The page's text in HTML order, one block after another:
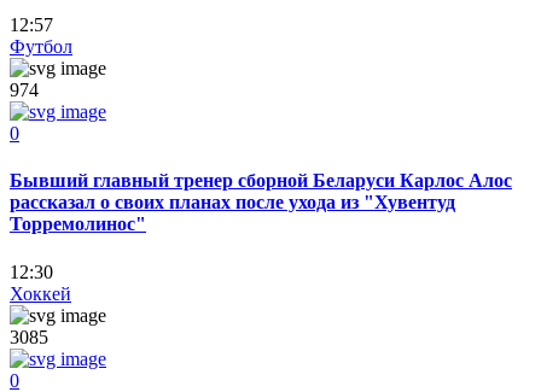
12:57
Футбол
974
0
Бывший главный тренер сборной Беларуси Карлос Алос
рассказал о своих планах после ухода из "Хувентуд
Торремолинос"
12:30
Хоккей
3085
0